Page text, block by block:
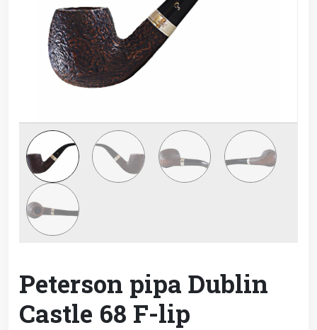
Peterson pipa Dublin
Castle 68 F-lip